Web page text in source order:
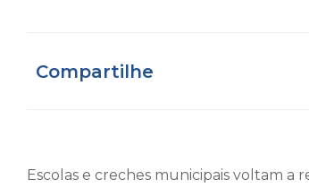
Compartilhe
Escolas e creches municipais voltam a